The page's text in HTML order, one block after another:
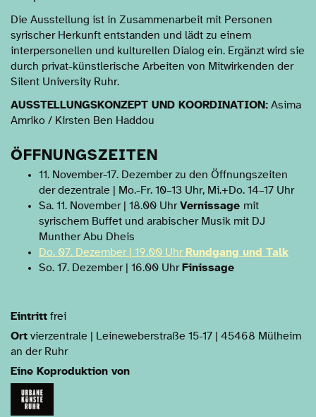
Die Ausstellung ist in Zusammenarbeit mit Personen
syrischer Herkunft entstanden und lädt zu einem
interpersonellen und kulturellen Dialog ein. Ergänzt wird sie
durch privat-künstlerische Arbeiten von Mitwirkenden der
Silent University Ruhr.
AUSSTELLUNGSKONZEPT UND KOORDINATION: Asima
Amriko / Kirsten Ben Haddou
ÖFFNUNGSZEITEN
11. November-17. Dezember zu den Öffnungszeiten
der dezentrale | Mo.-Fr. 10–13 Uhr, Mi.+Do. 14–17 Uhr
Sa. 11. November | 18.00 UhrVernissage mit
syrischem Buffet und arabischer Musik mit DJ
Munther Abu Dheis
Do. 07. Dezember | 19.00 Uhr Rundgang und Talk
So. 17. Dezember | 16.00 Uhr Finissage
Eintritt frei
Ort vierzentrale | Leineweberstraße 15-17 | 45468 Mülheim
an der Ruhr
Eine Koproduktion von